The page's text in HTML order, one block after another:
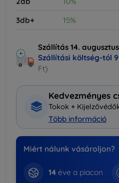
3db+
15%
Szállítás 14.
Szállítási költség-tól
Ft)
Kedvezményes
Tokok +
Több információ
Miért nálunk vásároljon?
14éve a piacon